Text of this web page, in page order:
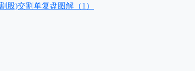
股)交割单复盘图解（1）